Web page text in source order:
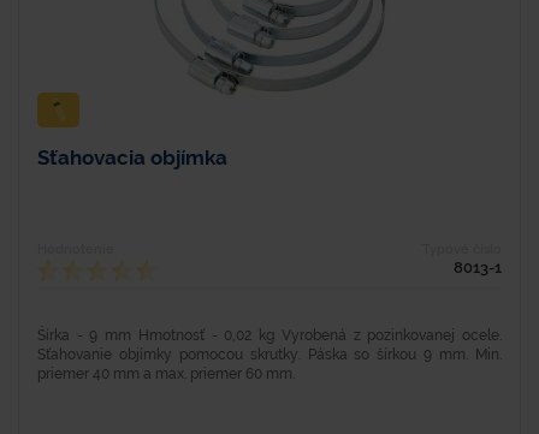
Sťahovacia objímka
8013-1
Šírka - 9 mm Hmotnosť - 0,02 kg Vyrobená z pozinkovanej ocele.
Sťahovanie objímky pomocou skrutky. Páska so šírkou 9 mm. Min.
priemer 40 mm a max. priemer 60 mm.